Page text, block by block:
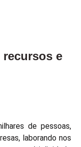
e
de pessoas,
laborando nos